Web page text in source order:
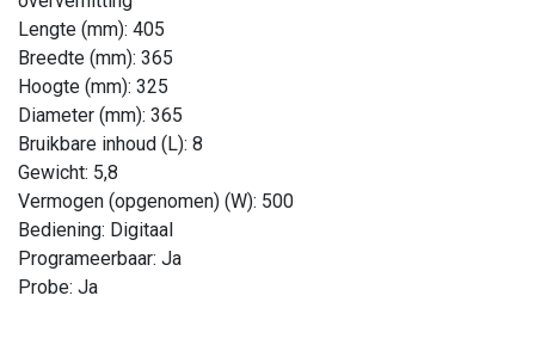
Lengte (mm): 405
Breedte (mm): 365
Hoogte (mm): 325
Diameter (mm): 365
Bruikbare inhoud (L): 8
Gewicht: 5,8
Vermogen (opgenomen) (W): 500
Bediening: Digitaal
Programeerbaar: Ja
Probe: Ja